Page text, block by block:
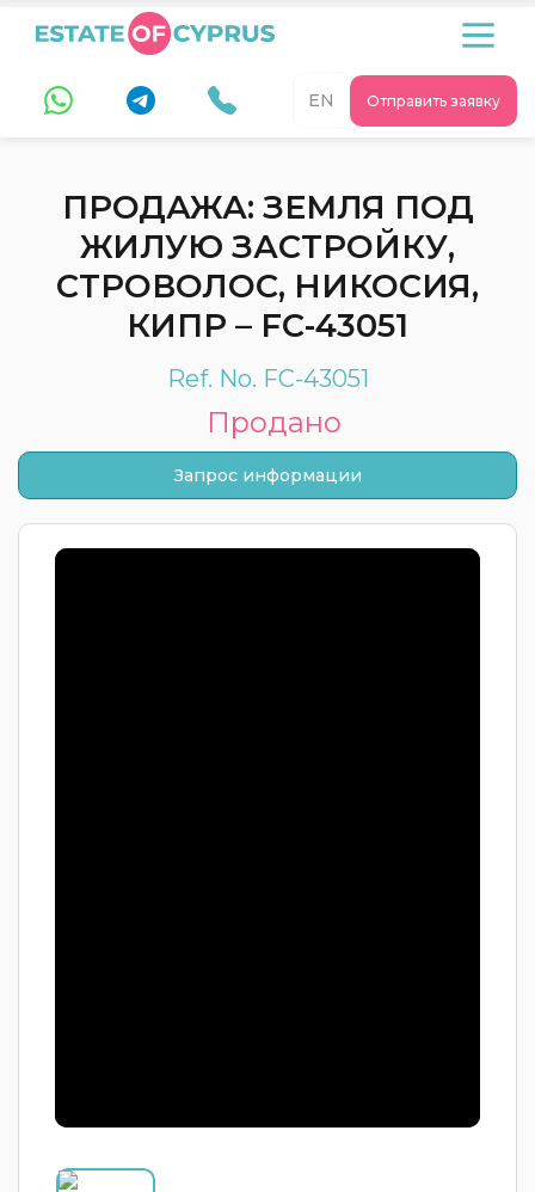
Отправить заявку
EN
ПРОДАЖА: ЗЕМЛЯ ПОД
ЖИЛУЮ ЗАСТРОЙКУ,
СТРОВОЛОС, НИКОСИЯ,
КИПР – FC-43051
Ref. No. FC-43051
Продано
Запрос информации